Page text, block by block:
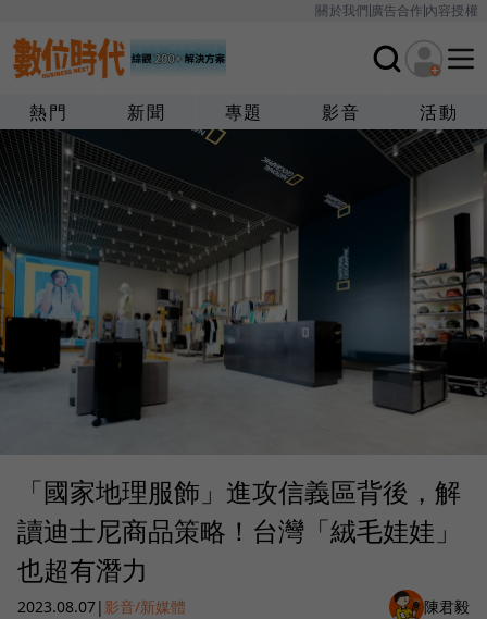
關於我們廣告合作內容授權
熱門 新聞 專題 影音 活動
「國家地理服飾」進攻信義區背後，解
讀迪士尼商品策略！台灣「絨毛娃娃」
也超有潛力
2023.08.07| 影音/新媒體 陳君毅